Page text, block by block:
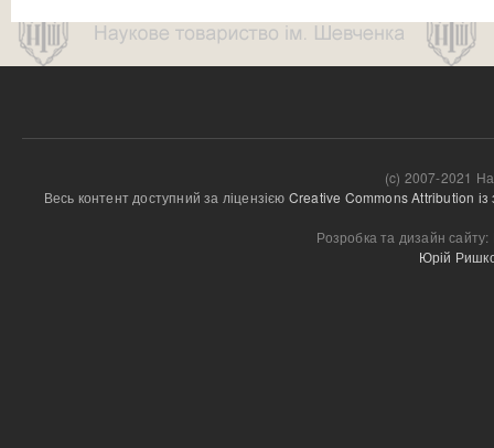
(c) 2007-2021
Весь контент доступний за ліцензією Creative Commons Attribution
Розробка та дизайн сайту:
Юрій